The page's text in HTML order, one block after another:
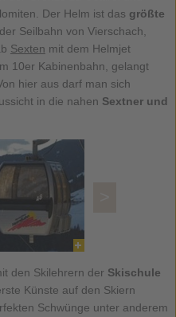
Der Helm ist das größte
der Seilbahn von Vierschach,
Sexten mit dem Helmjet
10er Kabinenbahn, gelangt
hier aus darf man sich
in die nahen Sextner und
den Skilehrern der Skischule
Künste auf den Skiern
Schwünge unter anderem